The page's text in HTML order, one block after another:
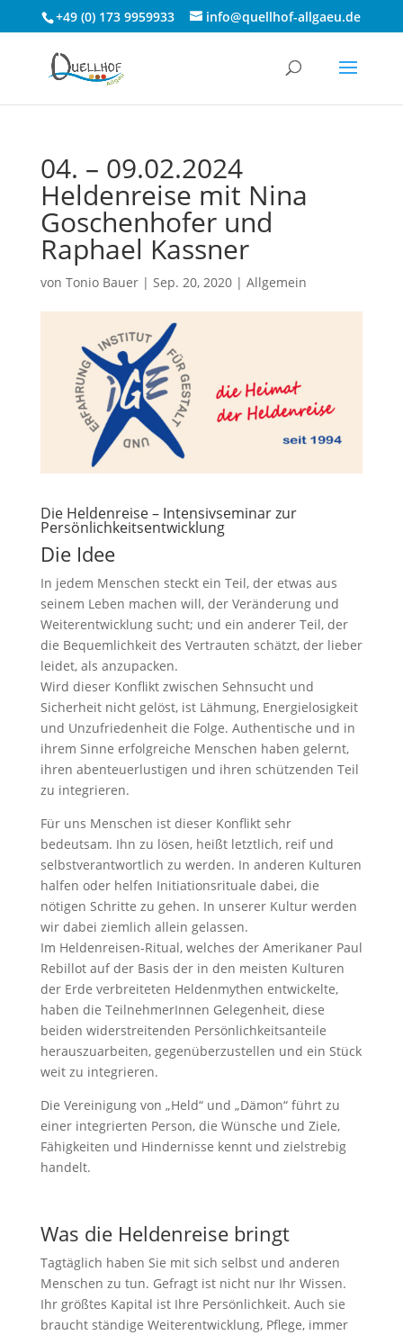
+49 (0) 173 9959933 info@quellhof-allgaeu.de
04. – 09.02.2024
Heldenreise mit Nina
Goschenhofer und
Raphael Kassner
von Tonio Bauer| Sep. 20, 2020| Allgemein
Die Heldenreise – Intensivseminar zur
Persönlichkeitsentwicklung
Die Idee
In jedem Menschen steckt ein Teil, der etwas aus
seinem Leben machen will, der Veränderung und
Weiterentwicklung sucht; und ein anderer Teil, der
die Bequemlichkeit des Vertrauten schätzt, der lieber
leidet, als anzupacken.
Wird dieser Konflikt zwischen Sehnsucht und
Sicherheit nicht gelöst, ist Lähmung, Energielosigkeit
und Unzufriedenheit die Folge. Authentische und in
ihrem Sinne erfolgreiche Menschen haben gelernt,
ihren abenteuerlustigen und ihren schützenden Teil
zu integrieren.
Für uns Menschen ist dieser Konflikt sehr
bedeutsam. Ihn zu lösen, heißt letztlich, reif und
selbstverantwortlich zu werden. In anderen Kulturen
halfen oder helfen Initiationsrituale dabei, die
nötigen Schritte zu gehen. In unserer Kultur werden
wir dabei ziemlich allein gelassen.
Im Heldenreisen-Ritual, welches der Amerikaner Paul
Rebillot auf der Basis der in den meisten Kulturen
der Erde verbreiteten Heldenmythen entwickelte,
haben die TeilnehmerInnen Gelegenheit, diese
beiden widerstreitenden Persönlichkeitsanteile
herauszuarbeiten, gegenüberzustellen und ein Stück
weit zu integrieren.
Die Vereinigung von „Held“ und „Dämon“ führt zu
einer integrierten Person, die Wünsche und Ziele,
Fähigkeiten und Hindernisse kennt und zielstrebig
handelt.
Was die Heldenreise bringt
Tagtäglich haben Sie mit sich selbst und anderen
Menschen zu tun. Gefragt ist nicht nur Ihr Wissen.
Ihr größtes Kapital ist Ihre Persönlichkeit. Auch sie
braucht ständige Weiterentwicklung, Pflege, immer